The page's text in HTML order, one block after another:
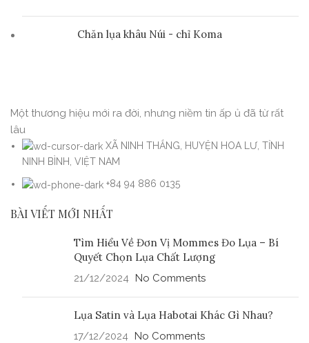
Chăn lụa khâu Núi - chỉ Koma
Một thương hiệu mới ra đời, nhưng niềm tin ấp ủ đã từ rất
lâu
XÃ NINH THẮNG, HUYỆN HOA LƯ, TỈNH
NINH BÌNH, VIỆT NAM
+84 94 886 0135
BÀI VIẾT MỚI NHẤT
Tìm Hiểu Về Đơn Vị Mommes Đo Lụa – Bí
Quyết Chọn Lụa Chất Lượng
21/12/2024 No Comments
Lụa Satin và Lụa Habotai Khác Gì Nhau?
17/12/2024 No Comments